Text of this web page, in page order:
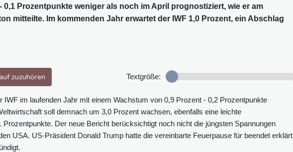
0,1 Prozentpunkte weniger als noch im April prognostiziert, wie er am
mitteilte. Im kommenden Jahr erwartet der IWF 1,0 Prozent, ein Abschlag
zuzuhören Textgröße:
IWF im laufenden Jahr mit einem Wachstum von 0,9 Prozent - 0,2 Prozentpunkte
soll demnach um 3,0 Prozent wachsen, ebenfalls eine leichte
Der neue Bericht berücksichtigt noch nicht die jüngsten Spannungen
USA. US-Präsident Donald Trump hatte die vereinbarte Feuerpause für beendet erklärt